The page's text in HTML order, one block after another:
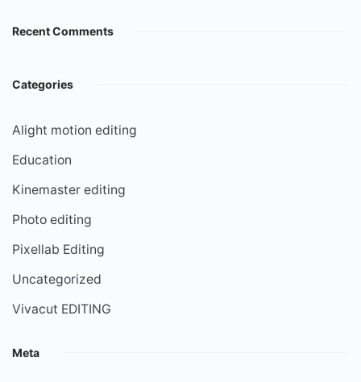
Recent Comments
Categories
Alight motion editing
Education
Kinemaster editing
Photo editing
Pixellab Editing
Uncategorized
Vivacut EDITING
Meta